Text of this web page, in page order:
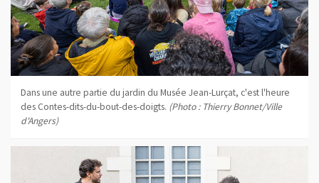
Dans une autre partie du jardin du Musée Jean-Lurçat, c'est l'heure
des Contes-dits-du-bout-des-doigts. (Photo : Thierry Bonnet/Ville
d'Angers)